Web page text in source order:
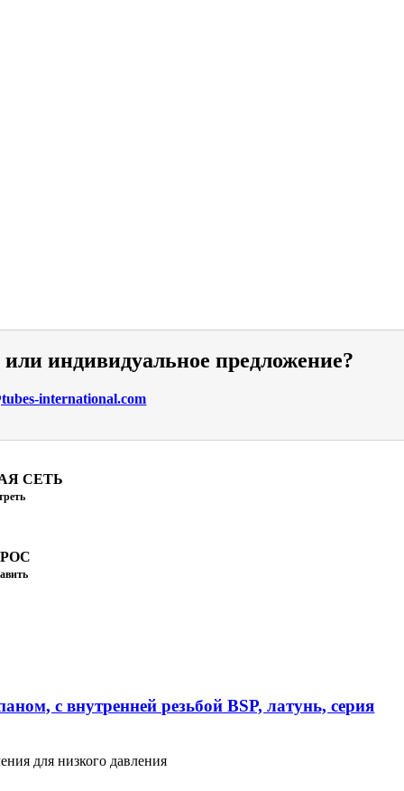
индивидуальное предложение?
international.com
СЕТЬ
с внутренней резьбой BSP, латунь, серия
для низкого давления